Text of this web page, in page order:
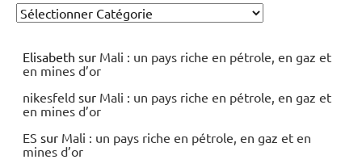
Elisabeth sur Mali : un pays riche en pétrole, en gaz et
en mines d’or
nikesfeld sur Mali : un pays riche en pétrole, en gaz et
en mines d’or
ES sur Mali : un pays riche en pétrole, en gaz et en
mines d’or